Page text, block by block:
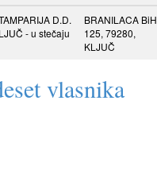
D.D.
- u stečaju
BRANILACA BiH
125, 79280,
KLJUČ
vlasnika